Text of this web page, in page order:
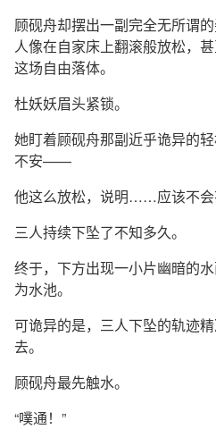
顾砚舟却摆出一副完全无所谓
人像在自家床上翻滚般放松，
这场自由落体。
杜妖妖眉头紧锁。
她盯着顾砚舟那副近乎诡异的
不安——
他这么放松，说明……应该不会
三人持续下坠了不知多久。
终于，下方出现一小片幽暗的
为水池。
可诡异的是，三人下坠的轨迹
去。
顾砚舟最先触水。
“噗通！”